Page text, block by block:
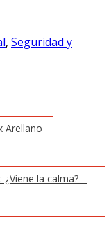
, Seguridad y
Arellano
la calma? –